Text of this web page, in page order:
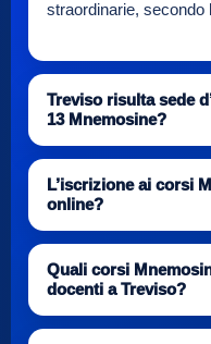
straordinarie, secondo
Treviso risulta sede
13 Mnemosine?
L’iscrizione ai corsi
online?
Quali corsi
docenti a Treviso?